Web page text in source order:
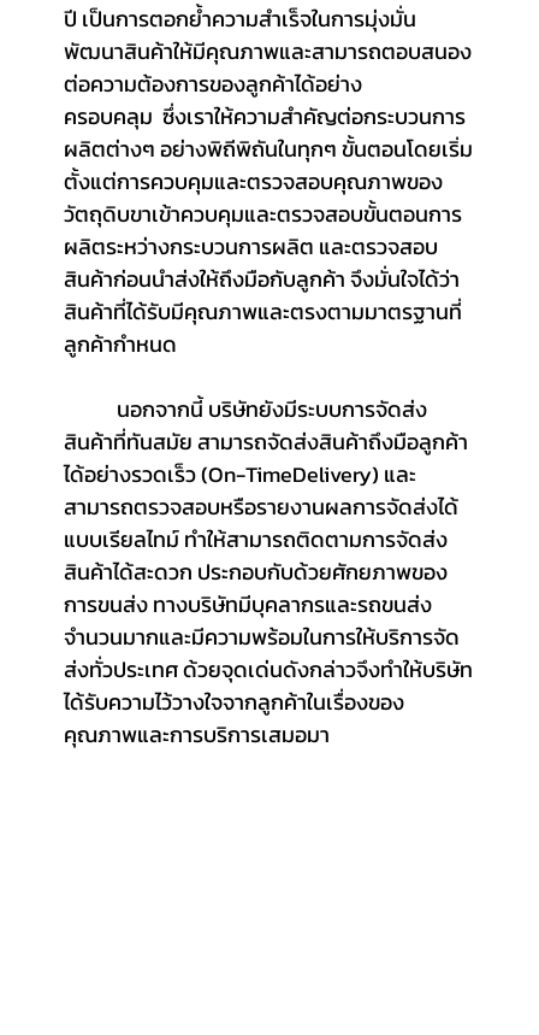
ปี เป็นการตอกย้ำความสำเร็จในการมุ่งมั่น
พัฒนาสินค้าให้มีคุณภาพและสามารถตอบสนอง
ต่อความต้องการของลูกค้าได้อย่าง
ครอบคลุม  ซึ่งเราให้ความสำคัญต่อกระบวนการ
ผลิตต่างๆ อย่างพิถีพิถันในทุกๆ ขั้นตอนโดยเริ่ม
ตั้งแต่การควบคุมและตรวจสอบคุณภาพของ
วัตถุดิบขาเข้าควบคุมและตรวจสอบขั้นตอนการ
ผลิตระหว่างกระบวนการผลิต และตรวจสอบ
สินค้าก่อนนำส่งให้ถึงมือกับลูกค้า จึงมั่นใจได้ว่า
สินค้าที่ได้รับมีคุณภาพและตรงตามมาตรฐานที่
ลูกค้ากำหนด
สินค้าที่ทันสมัย สามารถจัดส่งสินค้าถึงมือลูกค้า
ได้อย่างรวดเร็ว (On-TimeDelivery) และ
สามารถตรวจสอบหรือรายงานผลการจัดส่งได้
แบบเรียลไทม์ ทำให้สามารถติดตามการจัดส่ง
สินค้าได้สะดวก ประกอบกับด้วยศักยภาพของ
การขนส่ง ทางบริษัทมีบุคลากรและรถขนส่ง
จำนวนมากและมีความพร้อมในการให้บริการจัด
ส่งทั่วประเทศ ด้วยจุดเด่นดังกล่าวจึงทำให้บริษัท
ได้รับความไว้วางใจจากลูกค้าในเรื่องของ
คุณภาพและการบริการเสมอมา